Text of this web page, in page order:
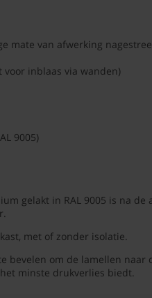
mate van afwerking
voor inblaas via wanden)
9005)
gelakt in RAL 9005 is na de
met of zonder isolatie.
bevelen om de lamellen naar
minste drukverlies biedt.